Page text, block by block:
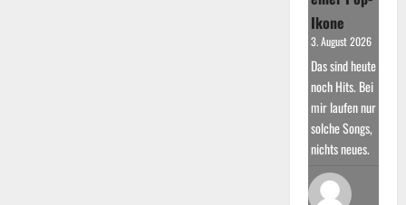
Ikone
3. August 2026
Das sind heute
noch Hits. Bei
mir laufen nur
solche Songs,
nichts neues.